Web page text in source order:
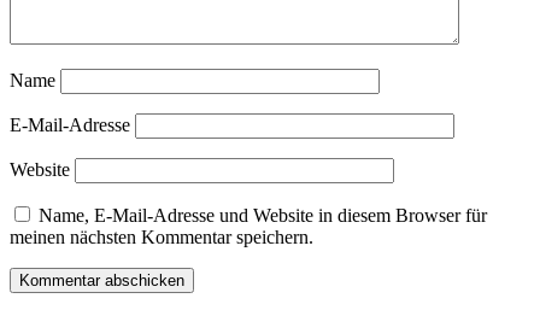
Name
E-Mail-Adresse
Website
Name, E-Mail-Adresse und Website in diesem Browser für
meinen nächsten Kommentar speichern.